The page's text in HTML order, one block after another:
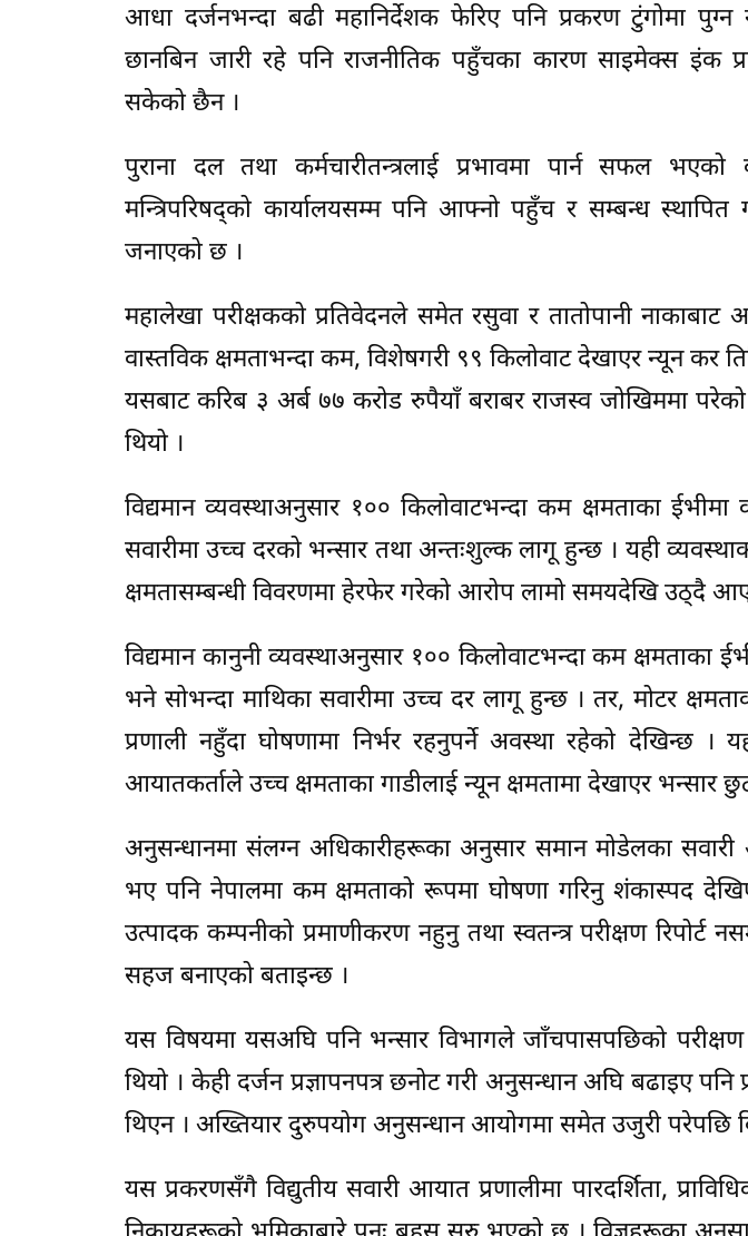
आधा दर्जनभन्दा बढी महानिर्देशक फेरिए पनि प्रकरण टुंगोमा
छानबिन जारी रहे पनि राजनीतिक पहुँचका कारण साइमेक्स इंक
सकेको छैन ।
पुराना दल तथा कर्मचारीतन्त्रलाई प्रभावमा पार्न सफल भएको
मन्त्रिपरिषद्को कार्यालयसम्म पनि आफ्नो पहुँच र सम्बन्ध
जनाएको छ ।
महालेखा परीक्षकको प्रतिवेदनले समेत रसुवा र तातोपानी नाकाबाट
वास्तविक क्षमताभन्दा कम, विशेषगरी ९९ किलोवाट देखाएर न्यून कर
यसबाट करिब ३ अर्ब ७७ करोड रुपैयाँ बराबर राजस्व जोखिममा परेको
थियो ।
विद्यमान व्यवस्थाअनुसार १०० किलोवाटभन्दा कम क्षमताका
सवारीमा उच्च दरको भन्सार तथा अन्तःशुल्क लागू हुन्छ । यही
क्षमतासम्बन्धी विवरणमा हेरफेर गरेको आरोप लामो समयदेखि उठ्दै
विद्यमान कानुनी व्यवस्थाअनुसार १०० किलोवाटभन्दा कम
भने सोभन्दा माथिका सवारीमा उच्च दर लागू हुन्छ । तर, मोटर
प्रणाली नहुँदा घोषणामा निर्भर रहनुपर्ने अवस्था रहेको देखिन्छ ।
आयातकर्ताले उच्च क्षमताका गाडीलाई न्यून क्षमतामा देखाएर
अनुसन्धानमा संलग्न अधिकारीहरूका अनुसार समान मोडेलका सवारी
भए पनि नेपालमा कम क्षमताको रूपमा घोषणा गरिनु शंकास्पद
उत्पादक कम्पनीको प्रमाणीकरण नहुनु तथा स्वतन्त्र परीक्षण रिपोर्ट
सहज बनाएको बताइन्छ ।
यस विषयमा यसअघि पनि भन्सार विभागले जाँचपासपछिको
थियो । केही दर्जन प्रज्ञापनपत्र छनोट गरी अनुसन्धान अघि बढाइए पनि
थिएन । अख्तियार दुरुपयोग अनुसन्धान आयोगमा समेत उजुरी परेपछि
यस प्रकरणसँगै विद्युतीय सवारी आयात प्रणालीमा पारदर्शिता,